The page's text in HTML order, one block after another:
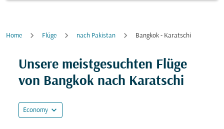
Home Flüge nach Pakistan Bangkok - Karatschi
Unsere meistgesuchten Flüge
von Bangkok nach Karatschi
Economy expand_more
Versuchen Sie, Ihre Route (Ursprung und/oder Ziel)